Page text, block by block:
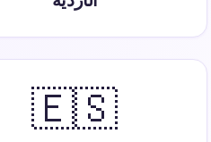
🇪🇸